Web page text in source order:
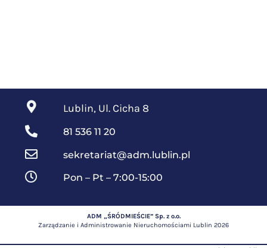
Lublin, Ul. Cicha 8
81 536 11 20
sekretariat@adm.lublin.pl
Pon – Pt – 7:00-15:00
ADM „ŚRÓDMIEŚCIE” Sp. z o.o.
Zarządzanie i Administrowanie Nieruchomościami Lublin 2026